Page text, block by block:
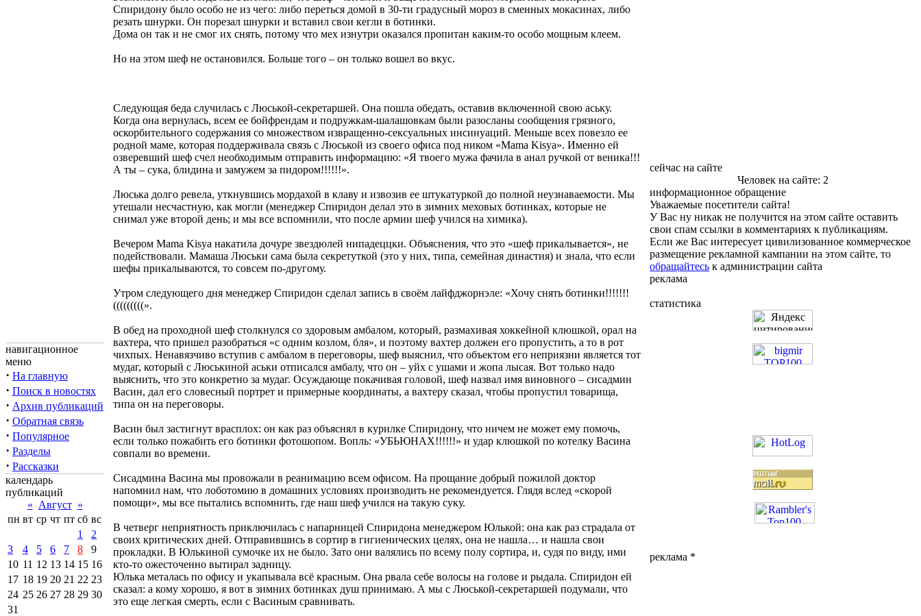
навигационное
меню
· На главную
· Поиск в новостях
· Архив публикаций
· Обратная связь
· Популярное
· Разделы
· Рассказки
календарь
публикаций
« Август »
пн вт ср чт пт сб вс
1
2
3
4 5 6 7 8
9
10 11 12 13 14 15 16
17 18 19 20 21 22 23
24 25 26 27 28 29 30
31
Спиридону было особо не из чего: либо переться домой в 30-ти градусный мороз в сменных мокасинах, либо
резать шнурки. Он порезал шнурки и вставил свои кегли в ботинки.
Дома он так и не смог их снять, потому что мех изнутри оказался пропитан каким-то особо мощным клеем.
Но на этом шеф не остановился. Больше того – он только вошел во вкус.
Следующая беда случилась с Люськой-секретаршей. Она пошла обедать, оставив включенной свою аську.
Когда она вернулась, всем ее бойфрендам и подружкам-шалашовкам были разосланы сообщения грязного,
оскорбительного содержания со множеством извращенно-сексуальных инсинуаций. Меньше всех повезло ее
родной маме, которая поддерживала связь с Люськой из своего офиса под ником «Mama Kisya». Именно ей
озверевший шеф счел необходимым отправить информацию: «Я твоего мужа фачила в анал ручкой от веника!!!
А ты – сука, блидина и замужем за пидором!!!!!!».
Люська долго ревела, уткнувшись мордахой в клаву и извозив ее штукатуркой до полной неузнаваемости. Мы
утешали несчастную, как могли (менеджер Спиридон делал это в зимних меховых ботинках, которые не
снимал уже второй день; и мы все вспомнили, что после армии шеф учился на химика).
Вечером Mama Kisya накатила дочуре звездюлей нипадеццки. Объяснения, что это «шеф прикалывается», не
подействовали. Мамаша Люськи сама была секретуткой (это у них, типа, семейная династия) и знала, что если
шефы прикалываются, то совсем по-другому.
Утром следующего дня менеджер Спиридон сделал запись в своём лайфджорнэле: «Хочу снять ботинки!!!!!!!
(((((((((».
В обед на проходной шеф столкнулся со здоровым амбалом, который, размахивая хоккейной клюшкой, орал на
вахтера, что пришел разобраться «с одним козлом, бля», и поэтому вахтер должен его пропустить, а то в рот
чихпых. Ненавязчиво вступив с амбалом в переговоры, шеф выяснил, что объектом его неприязни является тот
мудаг, который с Люськиной аськи отписался амбалу, что он – уйх с ушами и жопа лысая. Вот только надо
выяснить, что это конкретно за мудаг. Осуждающе покачивая головой, шеф назвал имя виновного – сисадмин
Васин, дал его словесный портрет и примерные координаты, а вахтеру сказал, чтобы пропустил товарища,
типа он на переговоры.
Васин был застигнут врасплох: он как раз объяснял в курилке Спиридону, что ничем не может ему помочь,
если только пожабить его ботинки фотошопом. Вопль: «УБЬЮНАХ!!!!!!» и удар клюшкой по котелку Васина
совпали во времени.
Сисадмина Васина мы провожали в реанимацию всем офисом. На прощание добрый пожилой доктор
напомнил нам, что лоботомию в домашних условиях производить не рекомендуется. Глядя вслед «скорой
помощи», мы все пытались вспомнить, где наш шеф учился на такую суку.
В четверг неприятность приключилась с напарницей Спиридона менеджером Юлькой: она как раз страдала от
своих критических дней. Отправившись в сортир в гигиенических целях, она не нашла… и нашла свои
прокладки. В Юлькиной сумочке их не было. Зато они валялись по всему полу сортира, и, судя по виду, ими
кто-то ожесточенно вытирал задницу.
Юлька металась по офису и укапывала всё красным. Она рвала себе волосы на голове и рыдала. Спиридон ей
сказал: а кому хорошо, я вот в зимних ботинках душ принимаю. А мы с Люськой-секретаршей подумали, что
это еще легкая смерть, если с Васиным сравнивать.
сейчас на сайте
Человек на сайте: 2
информационное обращение
Уважаемые посетители сайта!
У Вас ну никак не получится на этом сайте оставить
свои спам ссылки в комментариях к публикациям.
Если же Вас интересует цивилизованное коммерческое
размещение рекламной кампании на этом сайте, то
обращайтесь к администрации сайта
реклама
статистика
реклама *